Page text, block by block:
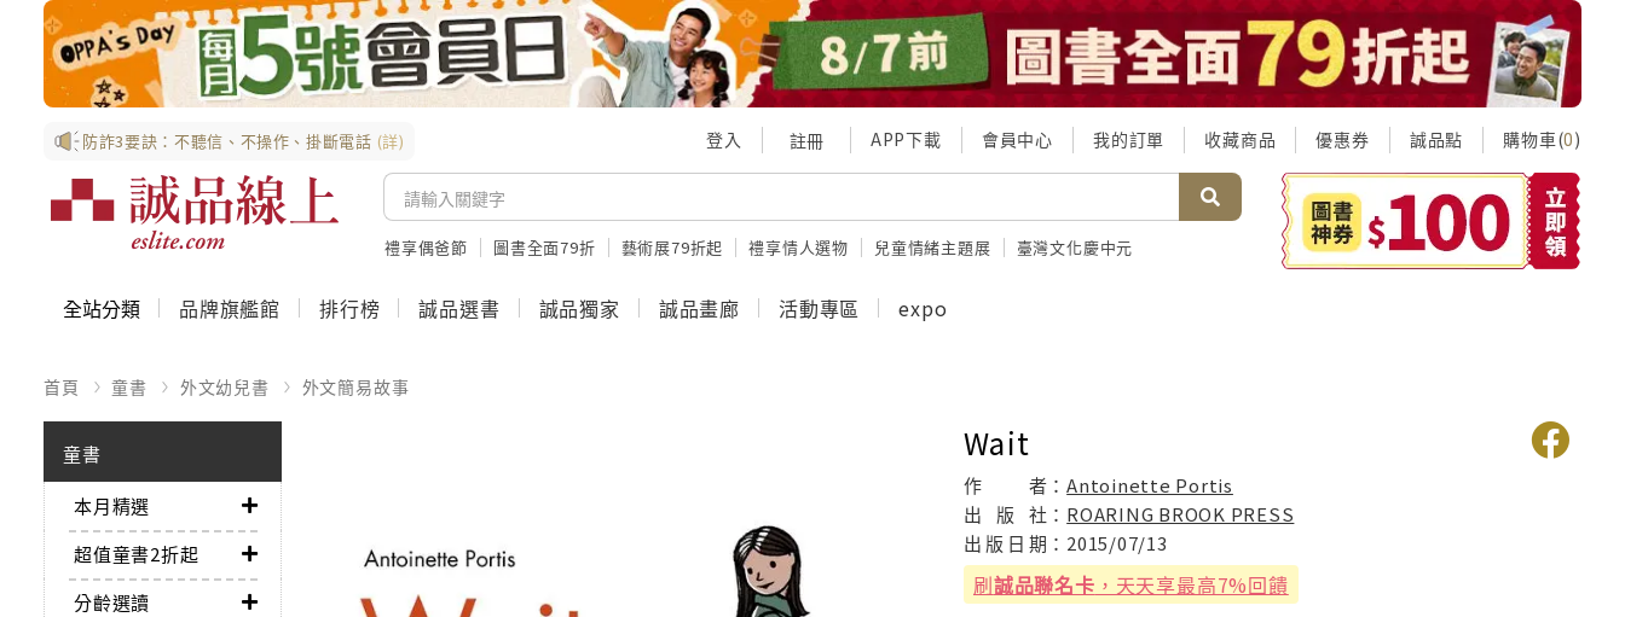
防詐3要訣：不聽信、不操作、掛斷電話 (詳) 登入 註冊 APP下載 會員中心 我的訂單 收藏商品 優惠券 誠品點 購物車(0)
禮享偶爸節 圖書全面79折 藝術展79折起 禮享情人選物 兒童情緒主題展 臺灣文化慶中元
全站分類 品牌旗艦館 排行榜 誠品選書 誠品獨家 誠品畫廊 活動專區 expo
首頁 童書 外文幼兒書 外文簡易故事
童書
本月精選
超值童書2折起
分齡選讀
Wait
作 者：Antoinette Portis
出
版 社： ROARING BROOK PRESS
出 版 日 期： 2015/07/13
刷誠品聯名卡 ，天天享最高7%回饋